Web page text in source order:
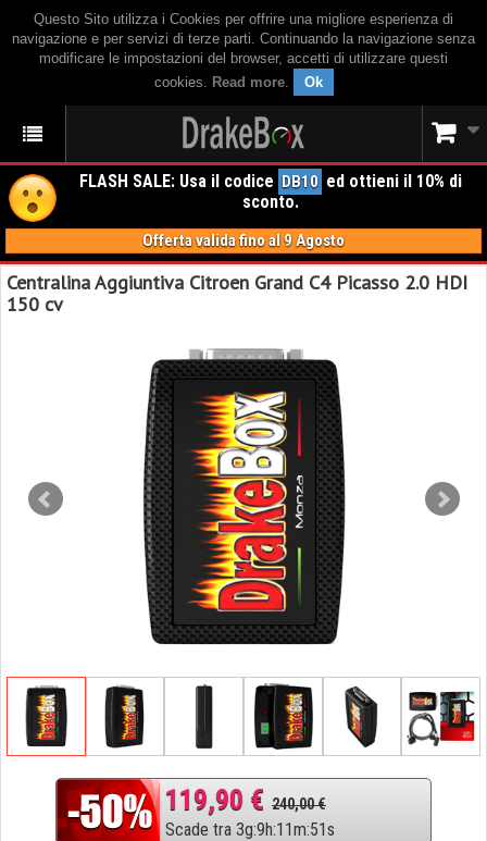
Questo Sito utilizza i Cookies per offrire una migliore esperienza di
navigazione e per servizi di terze parti. Continuando la navigazione senza
modificare le impostazioni del browser, accetti di utilizzare questi
cookies. Read more. Ok
FLASH SALE: Usa il codice DB10 ed ottieni il 10% di
sconto.
Offerta valida fino al 9 Agosto
Centralina Aggiuntiva Citroen Grand C4 Picasso 2.0 HDI
150 cv
119,90 € 240,00 €
Scade tra 3g:9h:11m:50s